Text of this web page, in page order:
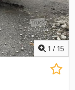
yılı: 2021 Renk: Mavi
Evet Genel
Görsel durum:
1 / 15